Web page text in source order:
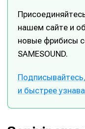
нашем сайте и
новые фрибисы
SAMESOUND.
и быстрее